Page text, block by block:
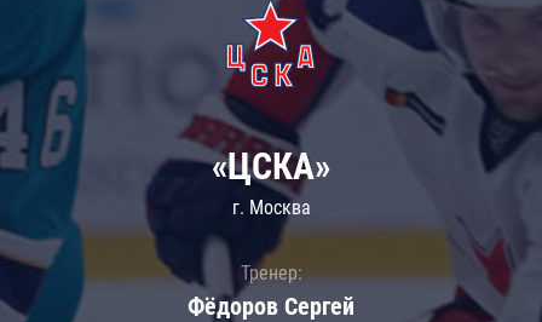
«ЦСКА»
г. Москва
Тренер:
Фёдоров Сергей